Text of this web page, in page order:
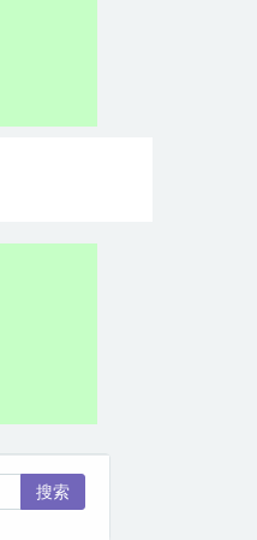
搜索